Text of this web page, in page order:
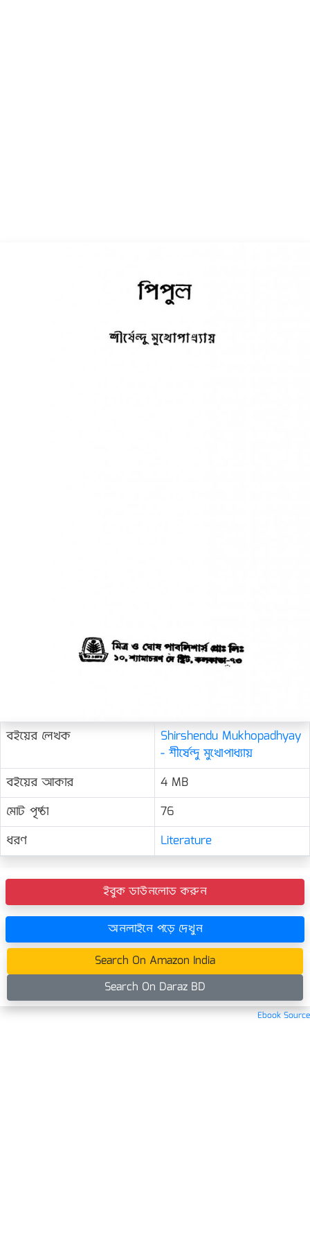
বইয়ের লেখক
Shirshendu Mukhopadhyay
- শীর্ষেন্দু মুখোপাধ্যায়
বইয়ের আকার
4 MB
মোট পৃষ্ঠা
76
ধরণ
Literature
ইবুক ডাউনলোড করুন
অনলাইনে পড়ে দেখুন
Search On Amazon India
Search On Daraz BD
Ebook Source